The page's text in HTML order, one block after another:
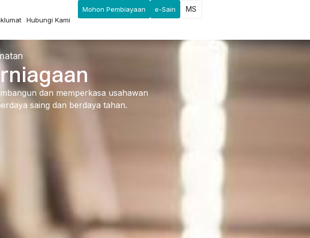
Hubungi Kami
Mohon Pembiayaan e-Sain MS
dan memperkasa usahawan
saing dan berdaya tahan.